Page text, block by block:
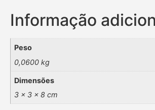
Informação
Peso
0,0600 kg
Dimensões
3 × 3 × 8 cm